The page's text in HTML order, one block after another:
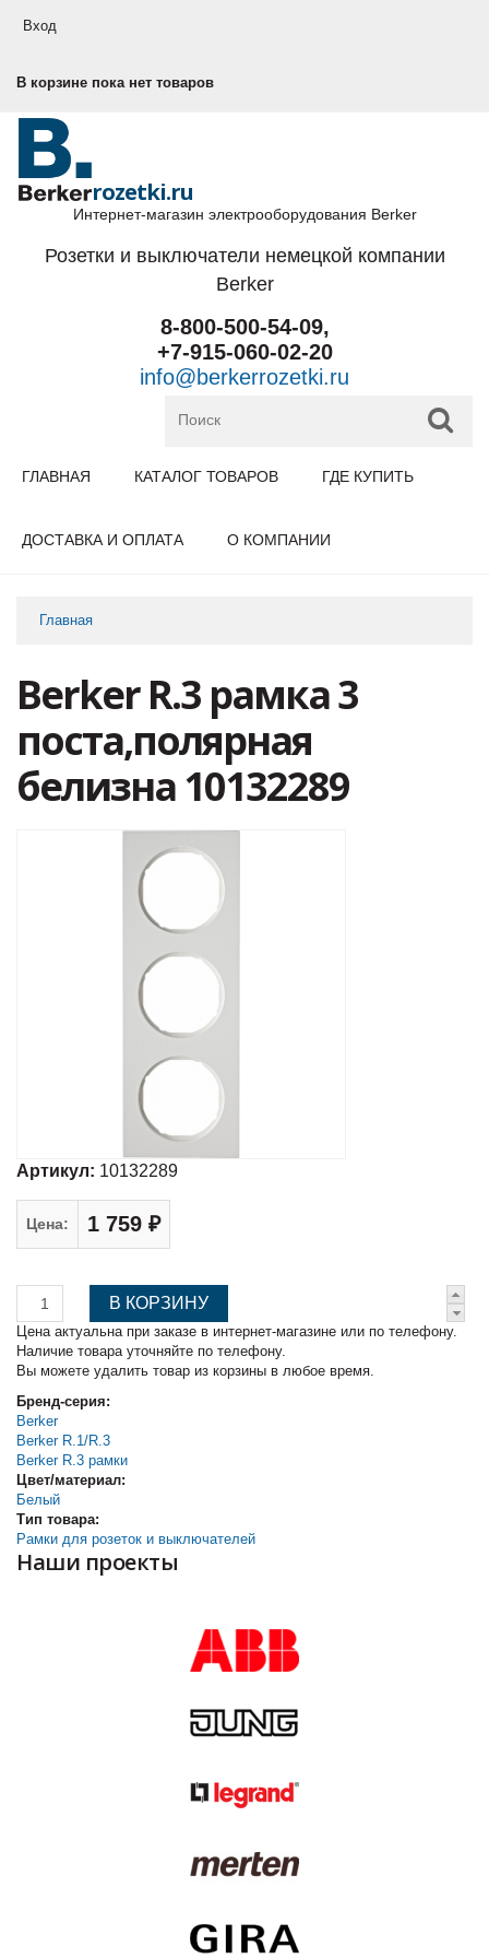
Вход
В корзине пока нет товаров
rozetki.ru
Интернет-магазин электрооборудования Berker
Розетки и выключатели немецкой компании
Berker
8-800-500-54-09,
+7-915-060-02-20
info@berkerrozetki.ru
ГЛАВНАЯ КАТАЛОГ ТОВАРОВ ГДЕ КУПИТЬ
ДОСТАВКА И ОПЛАТА О КОМПАНИИ
Главная
Berker R.3 рамка 3
поста,полярная
белизна 10132289
Артикул: 10132289
Цена: 1 759 ₽
Цена актуальна при заказе в интернет-магазине или по телефону.
Наличие товара уточняйте по телефону.
Вы можете удалить товар из корзины в любое время.
Бренд-серия:
Berker
Berker R.1/R.3
Berker R.3 рамки
Цвет/материал:
Белый
Тип товара:
Рамки для розеток и выключателей
Наши проекты